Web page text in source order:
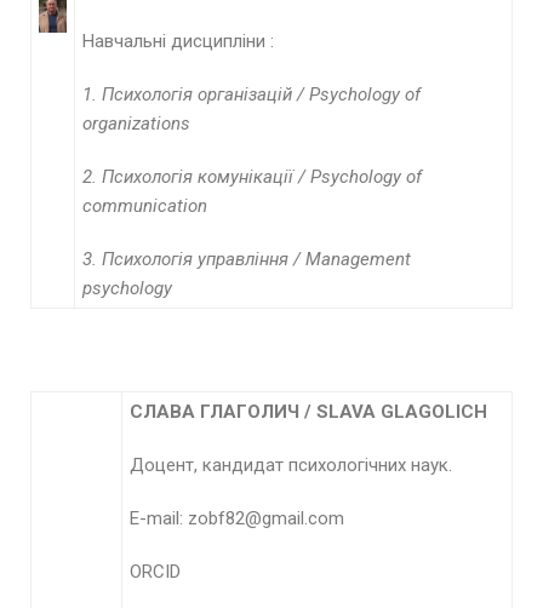
Навчальні дисципліни :
1. Психологія організацій /Psychology of
organizations
2. Психологія комунікації / Psychology of
communication
3. Психологія управління / Management
psychology
СЛАВА ГЛАГОЛИЧ / SLAVA GLAGOLICH
Доцент, кандидат психологічних наук.
E-mail: zobf82@gmail.com
ORCID